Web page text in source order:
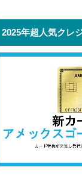
2025年超人気クレ